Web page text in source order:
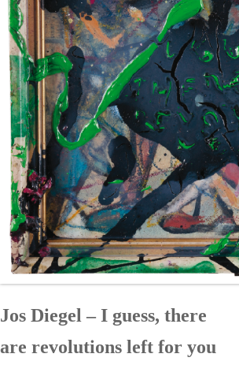
Jos Diegel – I guess, there
are revolutions left for you